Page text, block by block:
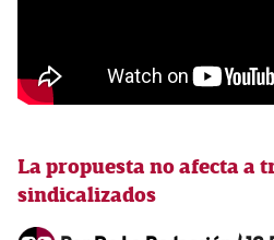
La propuesta no afecta a
sindicalizados